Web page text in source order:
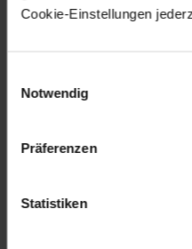
Cookie-Einstellungen
Notwendig
Präferenzen
Statistiken
repositorymanager-
folder
repositorymanager-